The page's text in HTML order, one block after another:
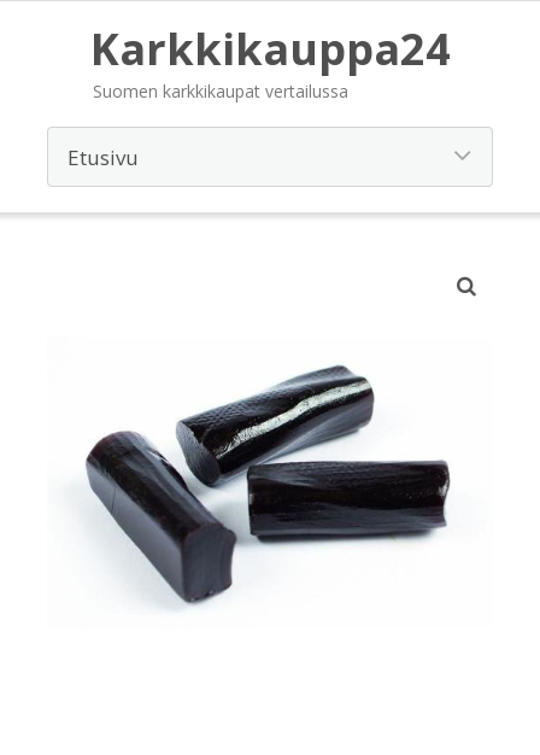
Karkkikauppa24
Suomen karkkikaupat vertailussa